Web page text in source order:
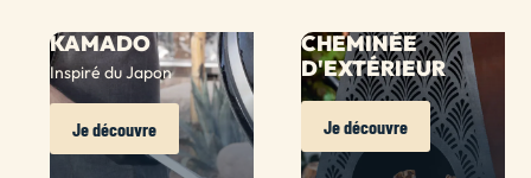
KAMADO
Inspiré du Japon
Je découvre
CHEMINÉE
D'EXTÉRIEUR
Je découvre